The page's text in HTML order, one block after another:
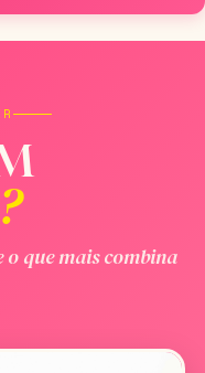
o que mais combina